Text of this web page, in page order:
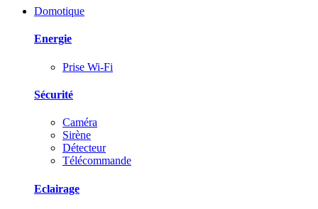
Domotique
Energie
Prise Wi-Fi
Sécurité
Caméra
Sirène
Détecteur
Télécommande
Eclairage